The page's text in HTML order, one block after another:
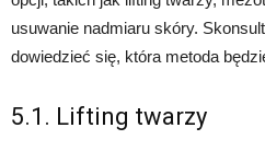
usuwanie nadmiaru skóry.
dowiedzieć się, która metoda
5.1. Lifting twarzy